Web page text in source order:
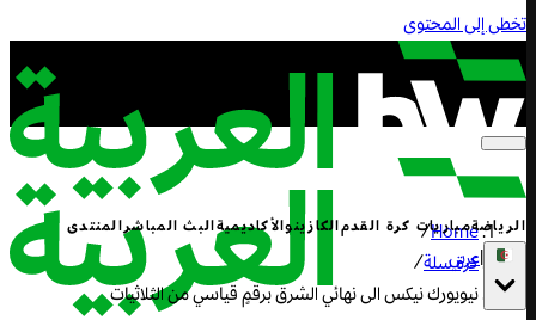
تخطى إلى المحتوى
الرياضةمباريات كرة القدمالكازينوالأكاديميةالبث المباشرالمنتدى
|عربي
Home
/
كرة سلة/
نيويورك نيكس الى نهائي الشرق برقمٍ قياسي من الثلاثيات